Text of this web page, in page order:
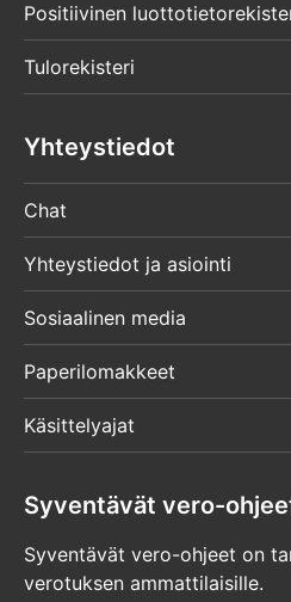
Positiivinen
Tulorekisteri
Yhteystiedot
Chat
Yhteystiedot ja asiointi
Sosiaalinen media
Paperilomakkeet
Käsittelyajat
Syventävät vero-
Syventävät vero-ohjeet on
verotuksen ammattilaisille.